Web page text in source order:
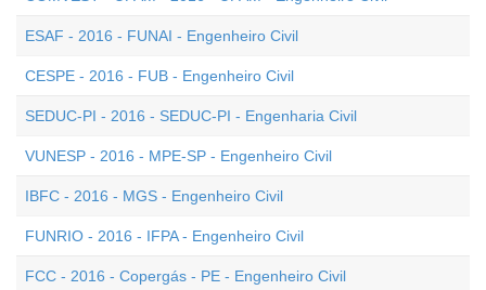
ESAF - 2016 - FUNAI - Engenheiro Civil
CESPE - 2016 - FUB - Engenheiro Civil
SEDUC-PI - 2016 - SEDUC-PI - Engenharia Civil
VUNESP - 2016 - MPE-SP - Engenheiro Civil
IBFC - 2016 - MGS - Engenheiro Civil
FUNRIO - 2016 - IFPA - Engenheiro Civil
FCC - 2016 - Copergás - PE - Engenheiro Civil